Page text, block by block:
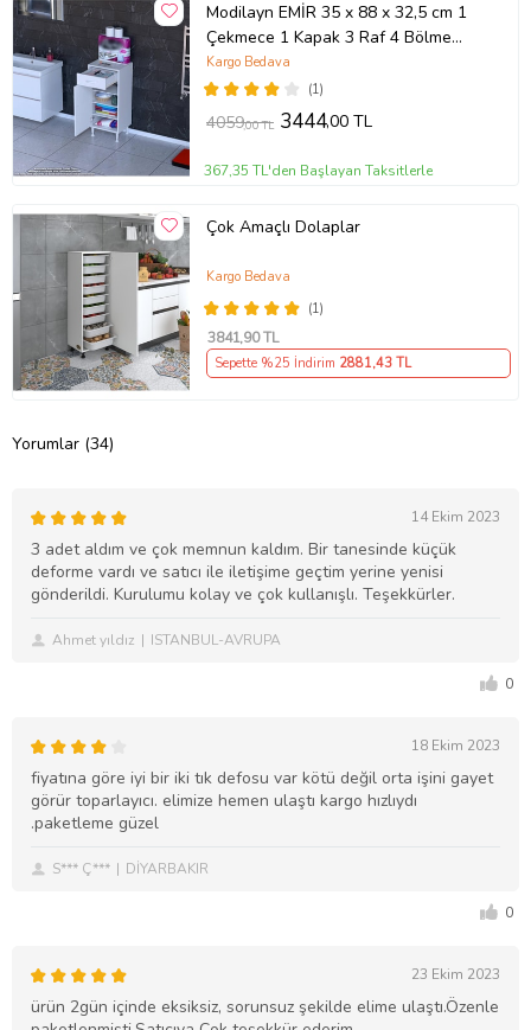
Modilayn EMİR 35 x 88 x 32,5 cm 1
Çekmece 1 Kapak 3 Raf 4 Bölme
Çok Amaçlı Banyo & Mutfak Dolabı
(1)
Kargo Bedava
4059,00 TL 3444,00 TL
367,35 TL'den Başlayan Taksitlerle
Çok Amaçlı Dolaplar
(1)
Kargo Bedava
3841,90 TL
Sepette %25 İndirim 2881,43 TL
Yorumlar (34)
14 Ekim 2023
3 adet aldım ve çok memnun kaldım. Bir tanesinde küçük
deforme vardı ve satıcı ile iletişime geçtim yerine yenisi
gönderildi. Kurulumu kolay ve çok kullanışlı. Teşekkürler.
Ahmet yıldız ISTANBUL-AVRUPA
0
18 Ekim 2023
fiyatına göre iyi bir iki tık defosu var kötü değil orta işini gayet
görür toparlayıcı. elimize hemen ulaştı kargo hızlıydı
.paketleme güzel
S*** Ç*** DİYARBAKIR
0
23 Ekim 2023
ürün 2gün içinde eksiksiz, sorunsuz şekilde elime ulaştı.Özenle